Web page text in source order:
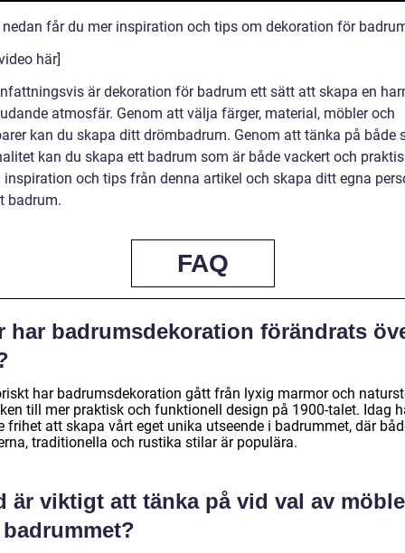
nedan får du mer inspiration och tips om dekoration för
här]
är dekoration för badrum ett sätt att skapa en
atmosfär. Genom att välja färger, material, möbler och
kan du skapa ditt drömbadrum. Genom att tänka på både
kan du skapa ett badrum som är både vackert och
inspiration och tips från denna artikel och skapa ditt egna
badrum.
FAQ
har badrumsdekoration förändrats
har badrumsdekoration gått från lyxig marmor och
till mer praktisk och funktionell design på 1900-talet. Idag
frihet att skapa vårt eget unika utseende i badrummet, där
traditionella och rustika stilar är populära.
är viktigt att tänka på vid val av